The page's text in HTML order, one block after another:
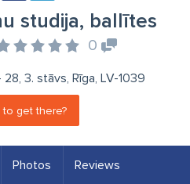
studija, ballītes
0
3. stāvs, Rīga, LV-1039
to get there?
Photos Reviews